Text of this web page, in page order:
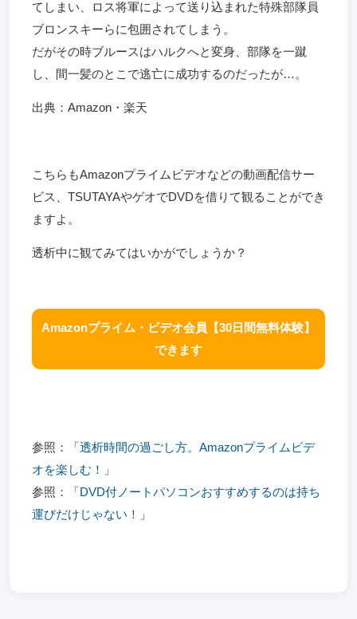
てしまい、ロス将軍によって送り込まれた特殊部隊員
ブロンスキーらに包囲されてしまう。
だがその時ブルースはハルクへと変身、部隊を一蹴
し、間一髪のとこで逃亡に成功するのだったが…。
出典：Amazon・楽天
こちらもAmazonプライムビデオなどの動画配信サー
ビス、TSUTAYAやゲオでDVDを借りて観ることができ
ますよ。
透析中に観てみてはいかがでしょうか？
Amazonプライム・ビデオ会員【30日間無料体験】
できます
参照：「透析時間の過ごし方。Amazonプライムビデ
オを楽しむ！
」
参照：「DVD付ノートパソコンおすすめするのは持ち
運びだけじゃない！
」